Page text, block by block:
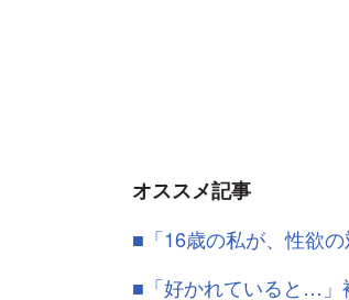
オススメ記事
■「16歳の私が、性欲
■「好かれていると…」